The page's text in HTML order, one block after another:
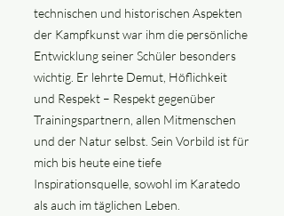
technischen und historischen Aspekten
der Kampfkunst war ihm die persönliche
Entwicklung seiner Schüler besonders
wichtig. Er lehrte Demut, Höflichkeit
und Respekt – Respekt gegenüber
Trainingspartnern, allen Mitmenschen
und der Natur selbst. Sein Vorbild ist für
mich bis heute eine tiefe
Inspirationsquelle, sowohl im Karatedo
als auch im täglichen Leben.